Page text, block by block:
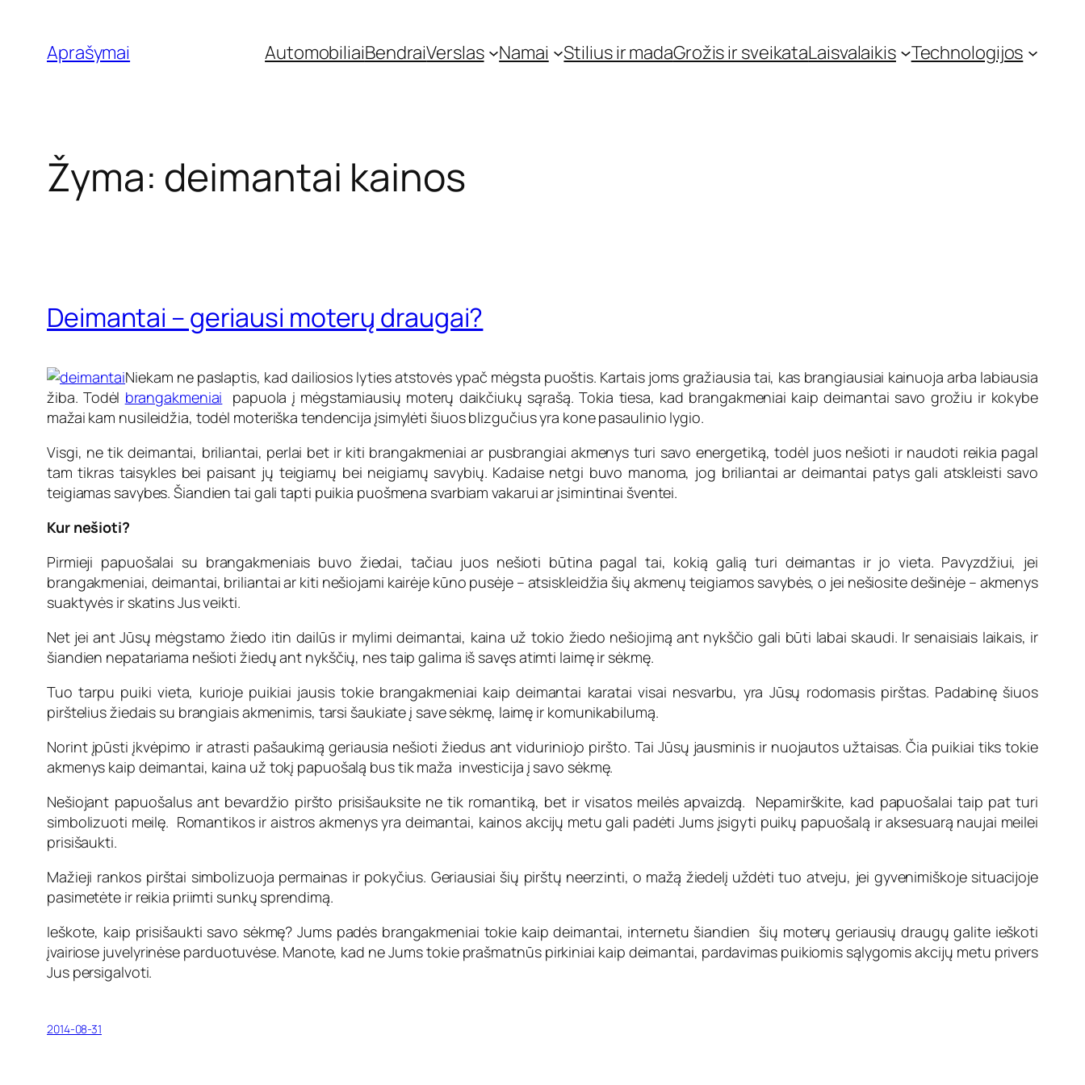
turinio
Aprašymai AutomobiliaiBendraiVerslas Namai Stilius ir madaGrožis ir sveikataLaisvalaikis Technologijos
Žyma: deimantai kainos
Deimantai – geriausi moterų draugai?
Niekam ne paslaptis, kad dailiosios lyties atstovės ypač mėgsta puoštis. Kartais joms gražiausia tai, kas brangiausiai kainuoja arba labiausia
žiba. Todėl brangakmeniai papuola į mėgstamiausių moterų daikčiukų sąrašą. Tokia tiesa, kad brangakmeniai kaip deimantai savo grožiu ir kokybe
mažai kam nusileidžia, todėl moteriška tendencija įsimylėti šiuos blizgučius yra kone pasaulinio lygio.
Visgi, ne tik deimantai, briliantai, perlai bet ir kiti brangakmeniai ar pusbrangiai akmenys turi savo energetiką, todėl juos nešioti ir naudoti reikia pagal
tam tikras taisykles bei paisant jų teigiamų bei neigiamų savybių. Kadaise netgi buvo manoma, jog briliantai ar deimantai patys gali atskleisti savo
teigiamas savybes. Šiandien tai gali tapti puikia puošmena svarbiam vakarui ar įsimintinai šventei.
Kur nešioti?
Pirmieji papuošalai su brangakmeniais buvo žiedai, tačiau juos nešioti būtina pagal tai, kokią galią turi deimantas ir jo vieta. Pavyzdžiui, jei
brangakmeniai, deimantai, briliantai ar kiti nešiojami kairėje kūno pusėje – atsiskleidžia šių akmenų teigiamos savybės, o jei nešiosite dešinėje – akmenys
suaktyvės ir skatins Jus veikti.
Net jei ant Jūsų mėgstamo žiedo itin dailūs ir mylimi deimantai, kaina už tokio žiedo nešiojimą ant nykščio gali būti labai skaudi. Ir senaisiais laikais, ir
šiandien nepatariama nešioti žiedų ant nykščių, nes taip galima iš savęs atimti laimę ir sėkmę.
Tuo tarpu puiki vieta, kurioje puikiai jausis tokie brangakmeniai kaip deimantai karatai visai nesvarbu, yra Jūsų rodomasis pirštas. Padabinę šiuos
pirštelius žiedais su brangiais akmenimis, tarsi šaukiate į save sėkmę, laimę ir komunikabilumą.
Norint įpūsti įkvėpimo ir atrasti pašaukimą geriausia nešioti žiedus ant viduriniojo piršto. Tai Jūsų jausminis ir nuojautos užtaisas. Čia puikiai tiks tokie
akmenys kaip deimantai, kaina už tokį papuošalą bus tik maža investicija į savo sėkmę.
Nešiojant papuošalus ant bevardžio piršto prisišauksite ne tik romantiką, bet ir visatos meilės apvaizdą. Nepamirškite, kad papuošalai taip pat turi
simbolizuoti meilę. Romantikos ir aistros akmenys yra deimantai, kainos akcijų metu gali padėti Jums įsigyti puikų papuošalą ir aksesuarą naujai meilei
prisišaukti.
Mažieji rankos pirštai simbolizuoja permainas ir pokyčius. Geriausiai šių pirštų neerzinti, o mažą žiedelį uždėti tuo atveju, jei gyvenimiškoje situacijoje
pasimetėte ir reikia priimti sunkų sprendimą.
Ieškote, kaip prisišaukti savo sėkmę? Jums padės brangakmeniai tokie kaip deimantai, internetu šiandien šių moterų geriausių draugų galite ieškoti
įvairiose juvelyrinėse parduotuvėse. Manote, kad ne Jums tokie prašmatnūs pirkiniai kaip deimantai, pardavimas puikiomis sąlygomis akcijų metu privers
Jus persigalvoti.
2014-08-31